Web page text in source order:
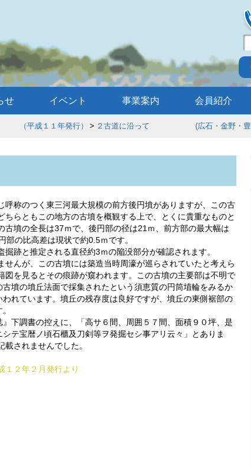
せ イベント 事業案内 会員紹介
成１１年発行） ２古道に沿って (広石・金野・豊
呼称のつく東三河最大規模の前方後円墳がありますが、この古
ちらともこの地方の古墳を概観する上で、とくに貴重なものと
古墳の全長は37ｍで、後円部の径は21ｍ、前方部の最大幅は
部の比高差は現状で約0.5ｍです。
掘跡と推定される直径約3ｍの陥没部分が確認されます。
せんが、この古墳には築造当時周濠が巡らされていたと考えら
図を見るとその痕跡が窺われます。この古墳の主要部は不明で
墳の墳丘法面で採集されたという須恵質の円筒埴輪をみるか
れています。墳丘の残存度は良好ですが、墳丘の東側裾部の
下調書の控えに、「高サ６間、周囲５７間、面積９０坪、是
テ宝暦ノ頃石櫃及刀剣等ヲ発掘セシ事アリ云々」とありま
されませんでした。
１２年２月発行より